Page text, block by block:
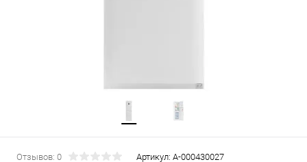
Отзывов: 0 Артикул: А-000430027